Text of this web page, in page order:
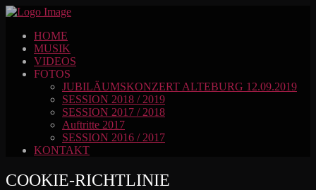
HOME
MUSIK
VIDEOS
FOTOS
JUBILÄUMSKONZERT ALTEBURG 12.09.2019
SESSION 2018 / 2019
SESSION 2017 / 2018
Auftritte 2017
SESSION 2016 / 2017
KONTAKT
COOKIE-RICHTLINIE